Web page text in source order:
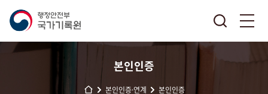
본인인증
본인인증·연계 본인인증